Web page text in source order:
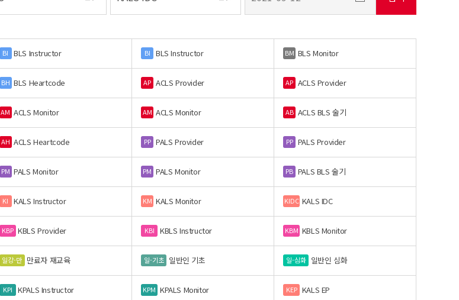
BI BLS Instructor BI BLS Instructor BM BLS Monitor
BH BLS Heartcode AP ACLS Provider AP ACLS Provider
AM ACLS Monitor AM ACLS Monitor AB ACLS BLS 술기
AH ACLS Heartcode PP PALS Provider PP PALS Provider
PM PALS Monitor PM PALS Monitor PB PALS BLS 술기
KI KALS Instructor KM KALS Monitor KIDC KALS IDC
KBP KBLS Provider KBI KBLS Instructor KBM KBLS Monitor
일강-만 만료자 재교육 일-기초 일반인 기초 일-심화 일반인 심화
KPI KPALS Instructor KPM KPALS Monitor KEP KALS EP